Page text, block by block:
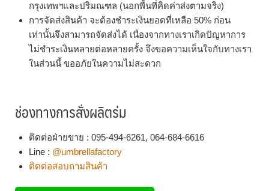
กรุงเทพฯและปริมณฑล (นอกพื้นที่คิดค่าส่งตามจริง)
การจัดส่งสินค้า จะต้องชำระเงินยอดที่เหลือ 50% ก่อน
เท่านั้นจึงสามารถจัดส่งได้ เนื่องจากทางเราเกิดปัญหาการ
ไม่ชำระเงินหลายต่อหลายครั้ง จึงขอความเห็นใจกับทางเรา
ในส่วนนี้ ขออภัยในความไม่สะดวก
ช่องทางการสั่งผลิตร่ม
ติดต่อฝ่ายขาย : 095-494-6261, 064-684-6616
Line : @umbrellafactory
ติดต่อสอบถามสินค้า